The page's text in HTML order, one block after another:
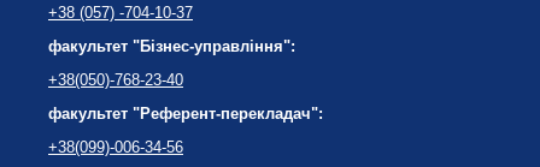
+38 (057) -704-10-37
факультет "Бізнес-управління":
+38(050)-768-23-40
факультет "Референт-перекладач":
+38(099)-006-34-56